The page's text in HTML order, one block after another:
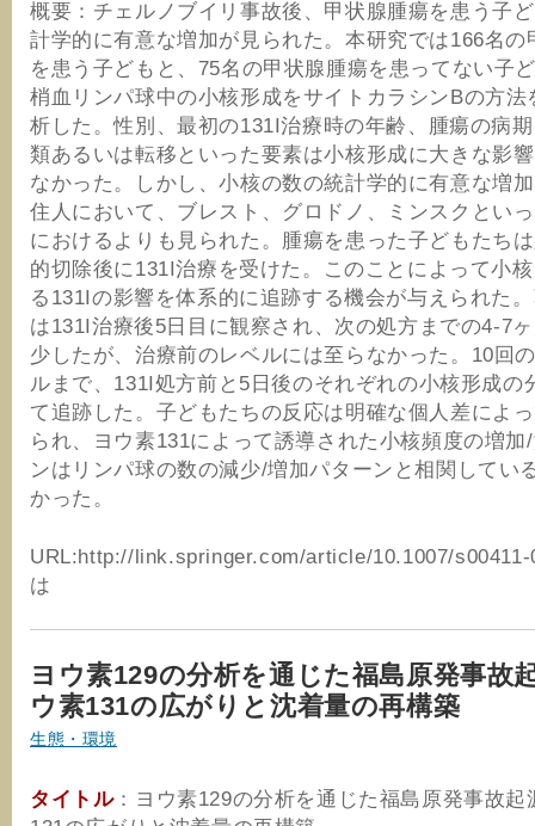
概要：チェルノブイリ事故後、甲状腺腫瘍を患う子
計学的に有意な増加が見られた。本研究では166名の
を患う子どもと、75名の甲状腺腫瘍を患ってない子
梢血リンパ球中の小核形成をサイトカラシンBの方法
析した。性別、最初の131I治療時の年齢、腫瘍の病
類あるいは転移といった要素は小核形成に大きな影
なかった。しかし、小核の数の統計学的に有意な増
住人において、ブレスト、グロドノ、ミンスクとい
におけるよりも見られた。腫瘍を患った子どもたち
的切除後に131I治療を受けた。このことによって小
る131Iの影響を体系的に追跡する機会が与えられた
は131I治療後5日目に観察され、次の処方までの4-7
少したが、治療前のレベルには至らなかった。10回
ルまで、131I処方前と5日後のそれぞれの小核形成の
て追跡した。子どもたちの反応は明確な個人差によ
られ、ヨウ素131によって誘導された小核頻度の増加
ンはリンパ球の数の減少/増加パターンと相関してい
かった。
URL:http://link.springer.com/article/10.1007/
は
ヨウ素129の分析を通じた福島原発事故
ウ素131の広がりと沈着量の再構築
生態・環境
タイトル：ヨウ素129の分析を通じた福島原発事故起